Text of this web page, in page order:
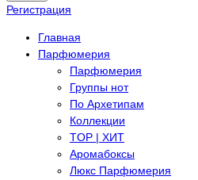
Регистрация
Главная
Парфюмерия
Парфюмерия
Группы нот
По Архетипам
Коллекции
TOP | ХИТ
Аромабоксы
Люкс Парфюмерия